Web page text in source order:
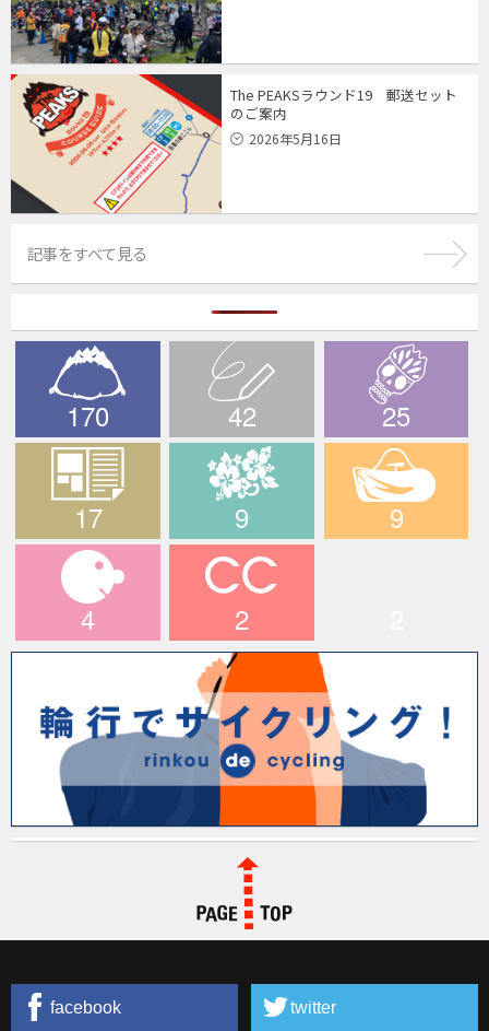
The PEAKSラウンド19 郵送セット
のご案内
2026年5月16日
記事をすべて見る
The PEAKS
170
ブログ
42
デスライド
25
メディア情報
17
ハワイツアー
9 9
マイキャラ
4
CCライド
2
longridefan.com
PAGE TOP
facebook twitter